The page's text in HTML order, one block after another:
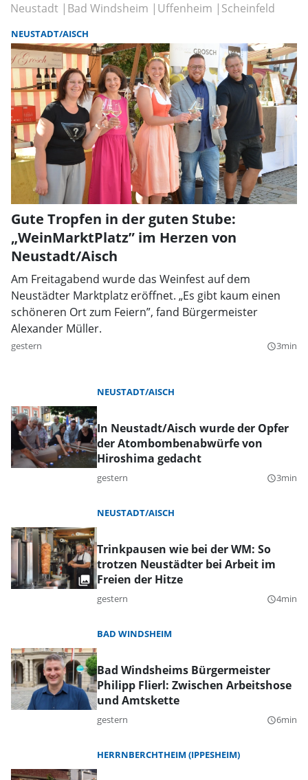
Neustadt Bad Windsheim Uffenheim Scheinfeld
NEUSTADT/AISCH
Gute Tropfen in der guten Stube:
„WeinMarktPlatz” im Herzen von
Neustadt/Aisch
Am Freitagabend wurde das Weinfest auf dem
Neustädter Marktplatz eröffnet. „Es gibt kaum einen
schöneren Ort zum Feiern”, fand Bürgermeister
Alexander Müller.
gestern query_builder3min
NEUSTADT/AISCH
In Neustadt/Aisch wurde der Opfer
der Atombombenabwürfe von
Hiroshima gedacht
gestern query_builder3min
NEUSTADT/AISCH
Trinkpausen wie bei der WM: So
trotzen Neustädter bei Arbeit im
Freien der Hitze
gestern query_builder4min
BAD WINDSHEIM
Bad Windsheims Bürgermeister
Philipp Flierl: Zwischen Arbeitshose
und Amtskette
gestern query_builder6min
HERRNBERCHTHEIM (IPPESHEIM)